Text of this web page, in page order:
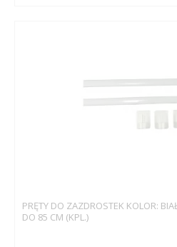
PRĘTY DO ZAZDROSTEK KOLOR:
DO 85 CM (KPL.)